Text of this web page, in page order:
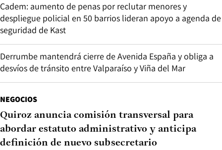
Cadem: aumento de penas por reclutar menores y
despliegue policial en 50 barrios lideran apoyo a agenda de
seguridad de Kast
Derrumbe mantendrá cierre de Avenida España y obliga a
desvíos de tránsito entre Valparaíso y Viña del Mar
NEGOCIOS
Quiroz anuncia comisión transversal para
abordar estatuto administrativo y anticipa
definición de nuevo subsecretario